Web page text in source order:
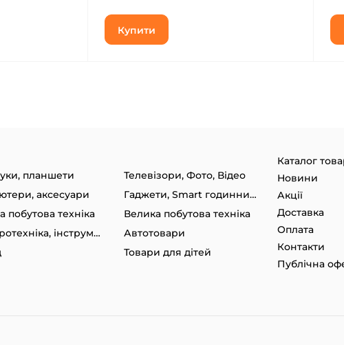
Купити
планшети
Телевізори, Фото, Відео
аксесуари
Гаджети, Smart годинники
побутова техніка
Велика побутова техніка
Електротехніка, інструменти
Автотовари
Товари для дітей
Каталог
Новини
Акції
Доставка
Оплата
Контакти
Публічна